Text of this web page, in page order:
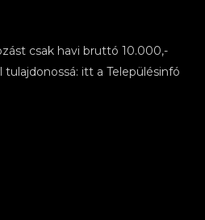
csak havi bruttó 10.000,-
itt a Településinfó